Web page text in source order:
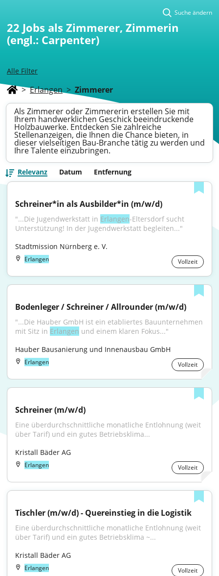
Alle Filter
Suche ändern
22 Jobs als Zimmerer, Zimmerin
(engl.: Carpenter)
> Erlangen > Zimmerer
Als Zimmerer oder Zimmererin erstellen Sie mit
Ihrem handwerklichen Geschick beeindruckende
Holzbauwerke. Entdecken Sie zahlreiche
Stellenanzeigen, die Ihnen die Chance bieten, in
dieser vielseitigen Bau-Branche tätig zu werden und
Ihre Talente einzubringen.
Relevanz Datum Entfernung
Schreiner*in als Ausbilder*in (m/w/d)
"...Die Jugendwerkstatt in Erlangen-Eltersdorf sucht
Unterstützung! In der Jugendwerkstatt begleiten..."
Stadtmission Nürnberg e. V.
Erlangen Vollzeit
Bodenleger / Schreiner / Allrounder (m/w/d)
"...Die Hauber GmbH ist ein etabliertes Bauunternehmen
mit Sitz in Erlangen und einem klaren Fokus..."
Hauber Bausanierung und Innenausbau GmbH
Erlangen Vollzeit
Schreiner (m/w/d)
Eine überdurchschnittliche monatliche Entlohnung (weit
über Tarif) und ein gutes Betriebsklima...
Kristall Bäder AG
Erlangen Vollzeit
Tischler (m/w/d) - Quereinstieg in die Logistik
Eine überdurchschnittliche monatliche Entlohnung (weit
über Tarif) und ein gutes Betriebsklima ~...
Kristall Bäder AG
Erlangen
Vollzeit